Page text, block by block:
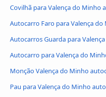
Covilhã para Valença do Minho
Autocarro Faro para Valença do
Autocarros Guarda para
Autocarro para Valença do
Monção Valença do Minho
Pau para Valença do Minho